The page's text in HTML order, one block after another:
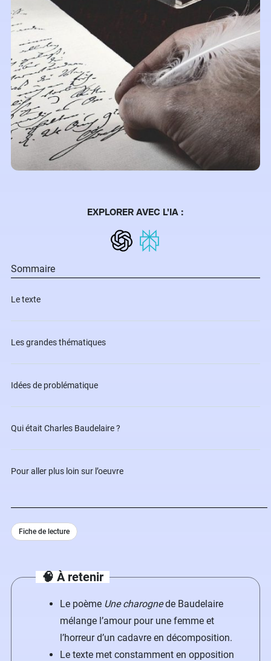
🧠 À retenir
Le poème Une charognede Baudelaire
mélange l’amour pour une femme et
l’horreur d’un cadavre en décomposition.
Le texte met constamment en opposition
EXPLORER AVEC L'IA :
Sommaire
Le texte
Les grandes thématiques
Idées de problématique
Qui était Charles Baudelaire ?
Pour aller plus loin sur l’oeuvre
Fiche de lecture